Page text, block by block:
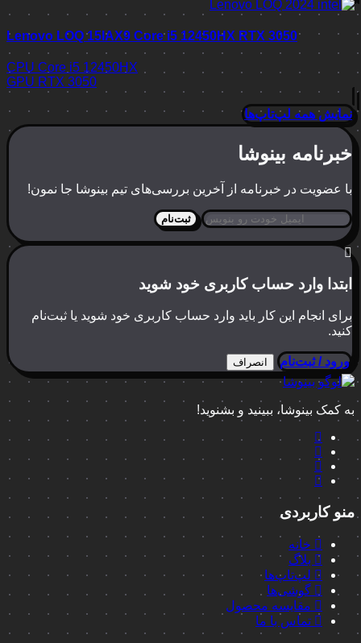
Lenovo LOQ 15IAX9 Core i5 12450HX RTX 3050
CPU Core i5 12450HX
GPU RTX 3050
نمایش همه لپ‌تاپ‌ها
خبرنامه بینوشا
با عضویت در خبرنامه از آخرین بررسی‌های تیم بینوشا جا نمون!
ثبت‌نام
ابتدا وارد حساب کاربری خود شوید
برای انجام این کار باید وارد حساب کاربری خود شوید یا ثبت‌نام
کنید.
ورود / ثبت‌نام انصراف
به کمک بینوشا، ببینید و بشنوید!
منو کاربردی
خانه
بلاگ
لپ‌تاپ‌ها
گوشی‌ها
مقایسه محصول
تماس با ما